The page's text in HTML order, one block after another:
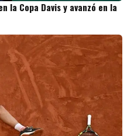
la Copa Davis y avanzó en la